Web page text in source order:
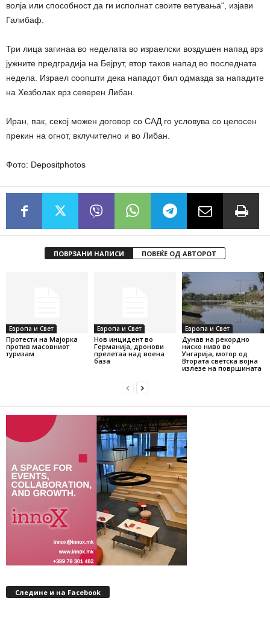
волја или способност да ги исполнат своите ветувања“, изјави
Галибаф.
Три лица загинаа во неделата во израелски воздушен напад врз
јужните предградија на Бејрут, втор таков напад во последната
недела. Израел соопшти дека нападот бил одмазда за нападите
на Хезболах врз северен Либан.
Иран, пак, секој можен договор со САД го условува со целосен
прекин на огнот, вклучително и во Либан.
Фото: Depositphotos
ПОВРЗАНИ НАПИСИ ПОВЕЌЕ ОД АВТОРОТ
Европа и Свет
Протести на Мајорка
против масовниот
туризам
Европа и Свет
Нов инцидент во
Германија, дронови
прелетаа над воена
база
Европа и Свет
Дунав на рекордно
ниско ниво во
Унгарија, мотор од
Втората светска војна
излезе на површината
Следине и на Facebook